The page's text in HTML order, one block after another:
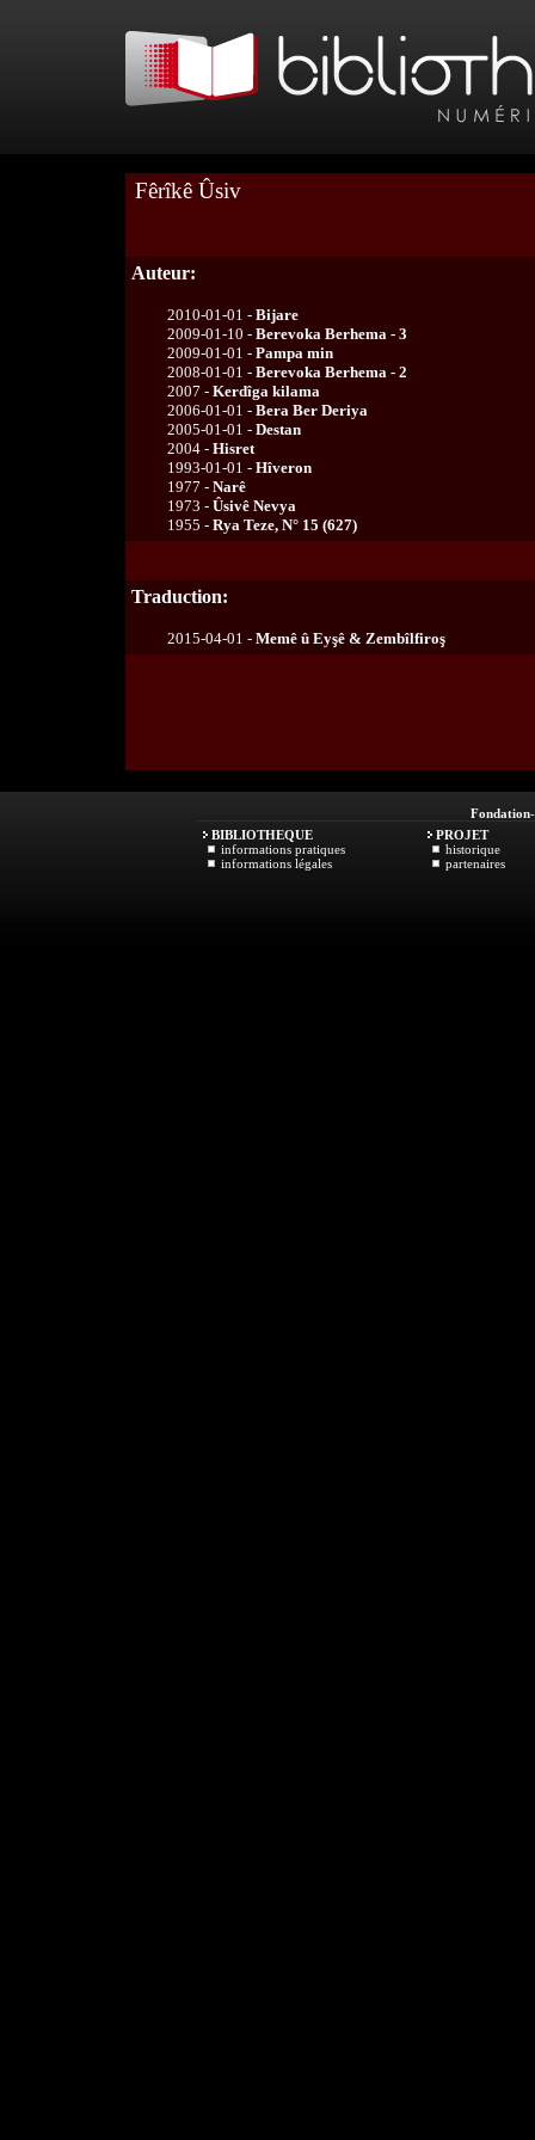
Fêrîkê Ûsiv
Auteur:
2010-01-01 - Bijare
2009-01-10 - Berevoka Berhema - 3
2009-01-01 - Pampa min
2008-01-01 - Berevoka Berhema - 2
2007 - Kerdîga kilama
2006-01-01 - Bera Ber Deriya
2005-01-01 - Destan
2004 - Hisret
1993-01-01 - Hîveron
1977 - Narê
1973 - Ûsivê Nevya
1955 - Rya Teze, N° 15 (627)
Traduction:
2015-04-01 - Memê û Eyşê & Zembîlfiroş
Fondation
BIBLIOTHEQUE
informations pratiques
informations légales
PROJET
historique
partenaires